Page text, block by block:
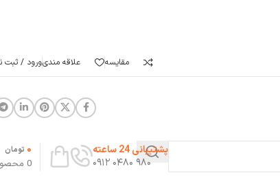
مقایسه علاقه مندیورود / ثبت
پشتیبانی 24 ساعته
۹۸۰ ۰۴۸۰ ۰۹۱۲
0
0 تومان